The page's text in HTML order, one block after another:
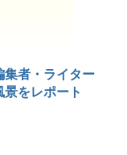
集者・ライター
をレポート